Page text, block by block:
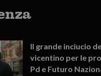
Il grande inciucio
vicentino per le
Pd e Futuro